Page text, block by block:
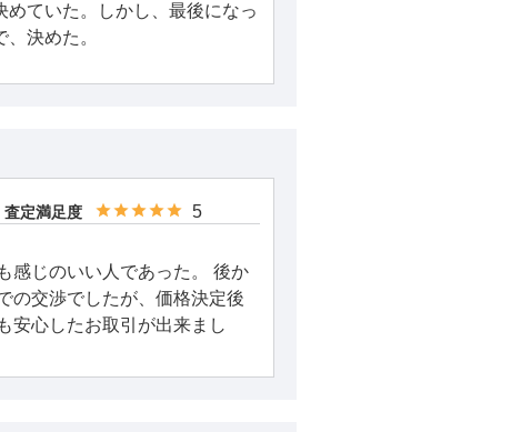
ていた。しかし、最後になっ
決めた。
査定満足度 5
感じのいい人であった。 後か
の交渉でしたが、価格決定後
安心したお取引が出来まし